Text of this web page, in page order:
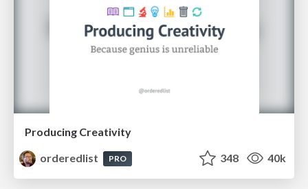
Producing Creativity
orderedlist
PRO 348 40k